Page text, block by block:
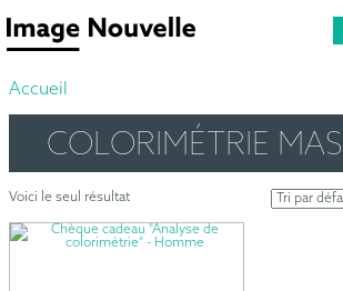
Accueil
COLORIMÉTRIE
Voici le seul résultat